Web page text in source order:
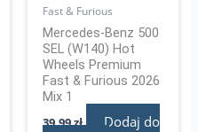
Fast & Furious
Mercedes-Benz 500
SEL (W140) Hot
Wheels Premium
Fast & Furious 2026
Mix 1
39,99zł
Dodaj do